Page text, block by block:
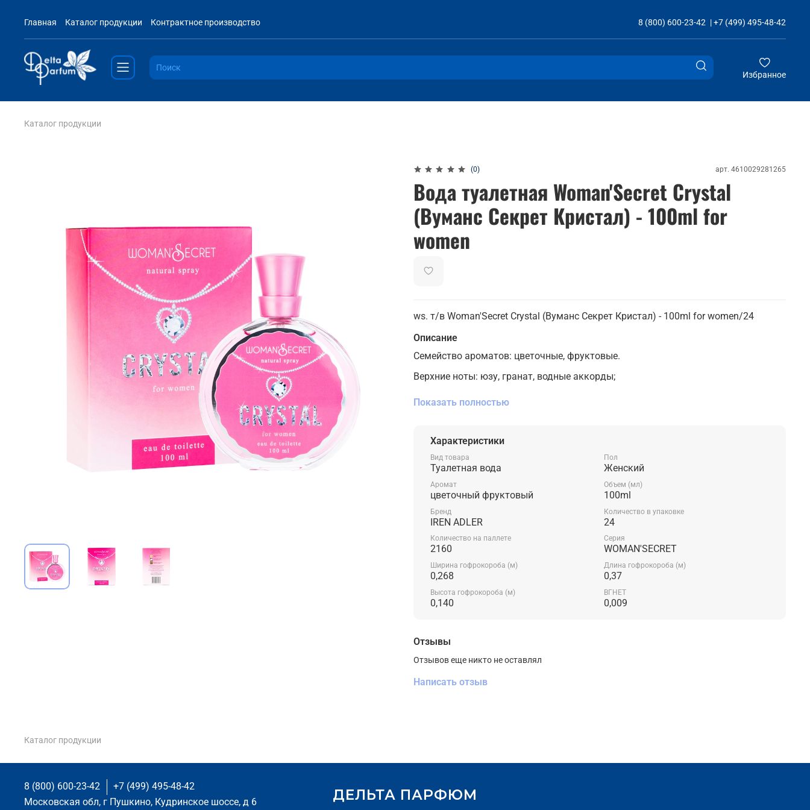
Главная Каталог продукции Контрактное производство 8 (800) 600-23-42 |+7 (499) 495-48-42
Избранное
Каталог продукции
(0) арт. 4610029281265
Вода туалетная Woman'Secret Crystal
(Вуманс Секрет Кристал) - 100ml for
women
ws. т/в Woman'Secret Crystal (Вуманс Секрет Кристал) - 100ml for women/24
Описание
Семейство ароматов: цветочные, фруктовые.
Верхние ноты: юзу, гранат, водные аккорды;
Ноты сердца: пион, лотос, магнолия;
Показать полностью
Характеристики
Вид товара
Туалетная вода
Пол
Женский
Аромат
цветочный фруктовый
Объем (мл)
100ml
Бренд
IREN ADLER
Количество в упаковке
24
Количество на паллете
2160
Серия
WOMAN'SECRET
Ширина гофрокороба (м)
0,268
Длина гофрокороба (м)
0,37
Высота гофрокороба (м)
0,140
ВГНЕТ
0,009
Отзывы
Отзывов еще никто не оставлял
Написать отзыв
Каталог продукции
8 (800) 600-23-42
+7 (499) 495-48-42
Московская обл, г Пушкино, Кудринское шоссе, д 6
ДЕЛЬТА ПАРФЮМ